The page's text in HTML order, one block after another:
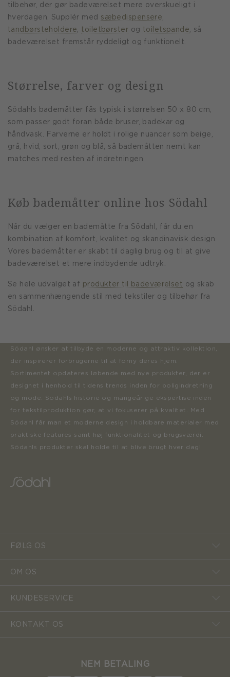
tilbehør, der gør badeværelset mere overskueligt i
hverdagen. Supplér med sæbedispensere
tandbørsteholdere
toiletbørster og toiletspande , så
badeværelset fremstår ryddeligt og funktionelt.
Størrelse, farver og design
Södahls bademåtter fås typisk i størrelsen 50 x 80 cm,
som passer godt foran både bruser, badekar og
håndvask. Farverne er holdt i rolige nuancer som beige,
grå, hvid, sort, grøn og blå, så bademåtten nemt kan
matches med resten af indretningen.
Køb bademåtter online hos Södahl
Når du vælger en bademåtte fra Södahl, får du en
kombination af komfort, kvalitet og skandinavisk design.
Vores bademåtter er skabt til daglig brug og til at give
badeværelset et mere indbydende udtryk.
Se hele udvalget af produkter til badeværelset og skab
en sammenhængende stil med tekstiler og tilbehør fra
Södahl.
Södahl ønsker at tilbyde en moderne og attraktiv kollektion,
der inspirerer forbrugerne til at forny deres hjem.
Sortimentet opdateres løbende med nye produkter, der er
designet i henhold til tidens trends inden for boligindretning
og mode. Södahls historie og mangeårige ekspertise inden
for tekstilproduktion gør, at vi fokuserer på kvalitet. Med
Södahl får man et moderne design i holdbare materialer med
praktiske features samt høj funktionalitet og brugsværdi.
Södahls produkter skal holde til at blive brugt hver dag!
FØLG OS
OM OS
KUNDESERVICE
KONTAKT OS
NEM BETALING